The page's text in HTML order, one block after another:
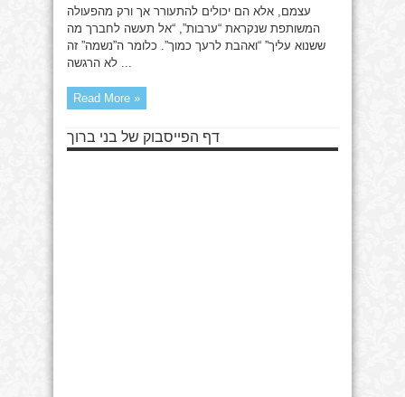
עצמם, אלא הם יכולים להתעורר אך ורק מהפעולה
המשותפת שנקראת “ערבות”, “אל תעשה לחברך מה
ששנוא עליך” “ואהבת לרעך כמוך”. כלומר ה”נשמה” זה
לא הרגשה ...
Read More »
דף הפייסבוק של בני ברוך